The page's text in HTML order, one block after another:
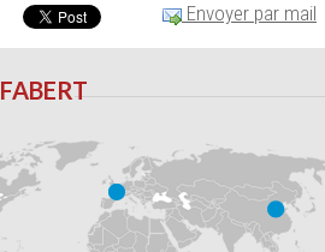
Envoyer par mail
FABERT